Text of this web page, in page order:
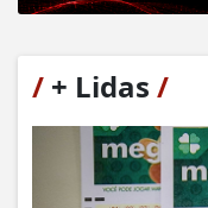
/ + Lidas /